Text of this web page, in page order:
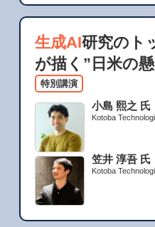
生成AI研究のト
が描く”日米の
特別講演
小島 熙之 氏
Kotoba
笠井 淳吾 氏
Kotoba